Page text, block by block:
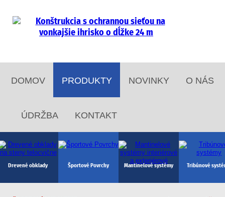
DOMOV PRODUKTY NOVINKY O NÁS
ÚDRŽBA KONTAKT
Drevené obklady Športové Povrchy Mantinelové systémy Tribúnové